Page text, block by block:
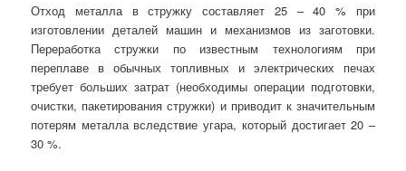
Отход металла в стружку составляет 25 – 40 % при
изготовлении деталей машин и механизмов из заготовки.
Переработка стружки по известным технологиям при
переплаве в обычных топливных и электрических печах
требует больших затрат (необходимы операции подготовки,
очистки, пакетирования стружки) и приводит к значительным
потерям металла вследствие угара, который достигает 20 –
30 %.